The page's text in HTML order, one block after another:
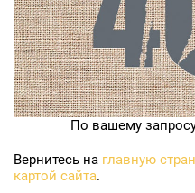
По вашему
Вернитесь на главную
картой сайта.